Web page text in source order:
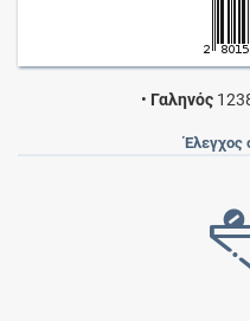
• Γαληνός
Έλεγχος